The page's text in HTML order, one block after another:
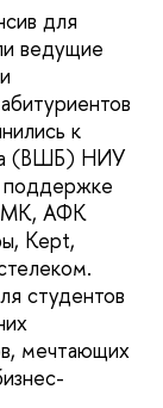
для
ведущие
к
(ВШБ) НИУ
АФК
Kept,
студентов
мечтающих